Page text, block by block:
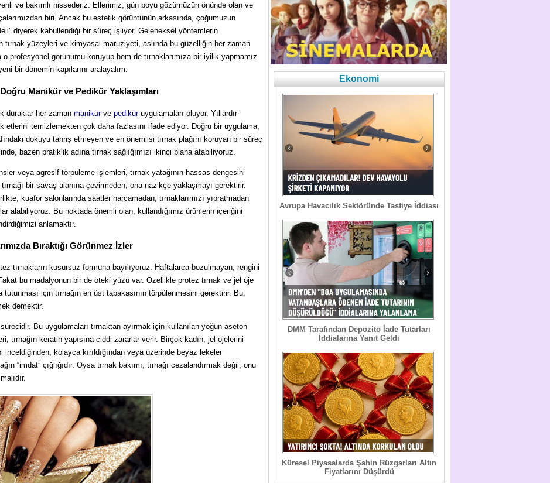
ve bakımlı hissederiz. Ellerimiz, gün boyu gözümüzün önünde olan ve
biri. Ancak bu estetik görüntünün arkasında, çoğumuzun
diyerek kabullendiği bir süreç işliyor. Geleneksel yöntemlerin
tırnak yüzeyleri ve kimyasal maruziyeti, aslında bu güzelliğin her zaman
o profesyonel görünümü koruyup hem de tırnaklarımıza bir iyilik yapmamız
bir dönemin kapılarını aralayalım.
Manikür ve Pedikür Yaklaşımları
duraklar her zaman manikürve pediküruygulamaları oluyor. Yıllardır
etlerini temizlemekten çok daha fazlasını ifade ediyor. Doğru bir uygulama,
dokuyu tahriş etmeyen ve en önemlisi tırnak plağını koruyan bir süreç
bazen pratiklik adına tırnak sağlığımızı ikinci plana atabiliyoruz.
veya agresif törpüleme işlemleri, tırnak yatağının hassas dengesini
bir savaş alanına çevirmeden, ona nazikçe yaklaşmayı gerektirir.
kuaför salonlarında saatler harcamadan, tırnaklarımızı yıpratmadan
alabiliyoruz. Bu noktada önemli olan, kullandığımız ürünlerin içeriğini
anlamaktır.
Bıraktığı Görünmez İzler
tırnakların kusursuz formuna bayılıyoruz. Haftalarca bozulmayan, rengini
bu madalyonun bir de öteki yüzü var. Özellikle protez tırnak ve jel oje
için tırnağın en üst tabakasının törpülenmesini gerektirir. Bu,
demektir.
Bu uygulamaları tırnaktan ayırmak için kullanılan yoğun aseton
tırnağın keratin yapısına ciddi zararlar verir. Birçok kadın, jel ojelerini
inceldiğinden, kolayca kırıldığından veya üzerinde beyaz lekeler
“imdat” çığlığıdır. Oysa tırnak bakımı, tırnağı cezalandırmak değil, onu
Ekonomi
Avrupa Havacılık Sektöründe Tasfiye İddiası
DMM Tarafından Depozito İade Tutarları
İddialarına Yanıt Geldi
Küresel Piyasalarda Şahin Rüzgarları Altın
Fiyatlarını Düşürdü